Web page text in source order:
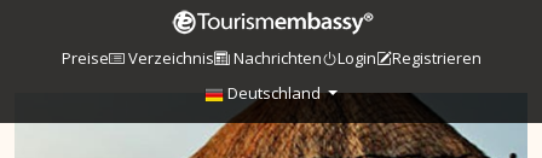
Preise Verzeichnis Nachrichten Login
Registrieren
Deutschland